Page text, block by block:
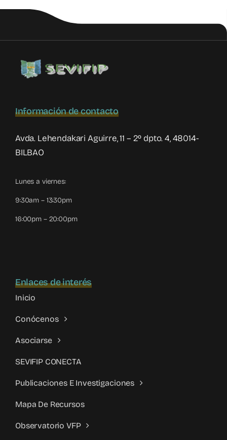
Información de contacto
Avda. Lehendakari Aguirre, 11 – 2º dpto. 4, 48014-
BILBAO
Lunes a viernes:
9:30am – 13:30pm
16:00pm – 20:00pm
Enlaces de interés
Inicio
Conócenos
Asociarse
SEVIFIP CONECTA
Publicaciones E Investigaciones
Mapa De Recursos
Observatorio VFP